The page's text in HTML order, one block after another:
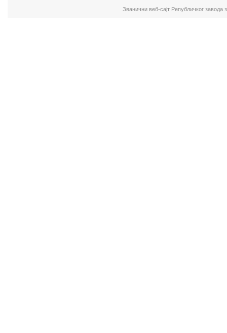
Званични веб-сајт Републичког